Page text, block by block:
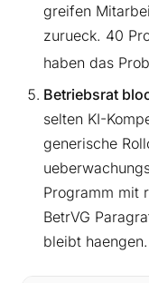
greifen
zurueck. 40
haben das
Betriebsrat
selten KI-
generische
Programm mit
BetrVG
bleibt haengen.